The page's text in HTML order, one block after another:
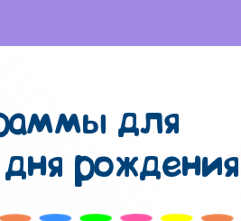
для
рождения